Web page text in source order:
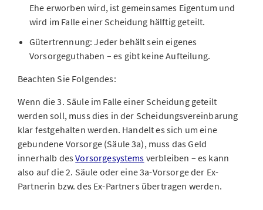
Ehe erworben wird, ist gemeinsames Eigentum und
wird im Falle einer Scheidung hälftig geteilt.
Gütertrennung: Jeder behält sein eigenes
Vorsorgeguthaben – es gibt keine Aufteilung.
Beachten Sie Folgendes:
Wenn die 3. Säule im Falle einer Scheidung geteilt
werden soll, muss dies in der Scheidungsvereinbarung
klar festgehalten werden. Handelt es sich um eine
gebundene Vorsorge (Säule 3a), muss das Geld
innerhalb desVorsorgesystems verbleiben – es kann
also auf die 2. Säule oder eine 3a-Vorsorge der Ex-
Partnerin bzw. des Ex-Partners übertragen werden.